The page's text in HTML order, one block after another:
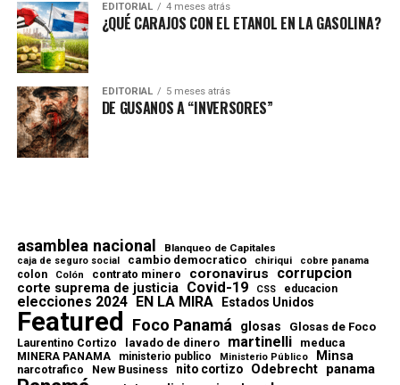
EDITORIAL 4 meses atrás
¿QUÉ CARAJOS CON EL ETANOL EN LA GASOLINA?
EDITORIAL 5 meses atrás
DE GUSANOS A “INVERSORES”
asamblea nacional Blanqueo de Capitales
caja de seguro social cambio democratico chiriqui cobre panama
colon Colón contrato minero coronavirus corrupcion
corte suprema de justicia Covid-19 CSS educacion
elecciones 2024 EN LA MIRA Estados Unidos
Featured Foco Panamá glosas Glosas de Foco
Laurentino Cortizo lavado de dinero martinelli meduca
MINERA PANAMA ministerio publico Ministerio Público Minsa
narcotrafico New Business nito cortizo Odebrecht panama